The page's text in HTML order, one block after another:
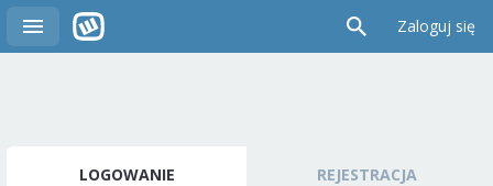
Zaloguj się
LOGOWANIE REJESTRACJA